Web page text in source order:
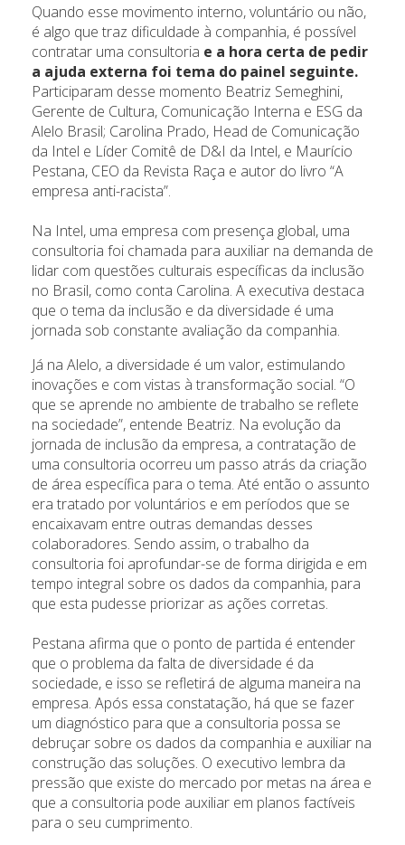
Quando esse movimento interno, voluntário ou não,
é algo que traz dificuldade à companhia, é possível
contratar uma consultoria e a hora certa de pedir
a ajuda externa foi tema do painel seguinte.
Participaram desse momento Beatriz Semeghini,
Gerente de Cultura, Comunicação Interna e ESG da
Alelo Brasil; Carolina Prado, Head de Comunicação
da Intel e Líder Comitê de D&I da Intel, e Maurício
Pestana, CEO da Revista Raça e autor do livro “A
empresa anti-racista”.
Na Intel, uma empresa com presença global, uma
consultoria foi chamada para auxiliar na demanda de
lidar com questões culturais específicas da inclusão
no Brasil, como conta Carolina. A executiva destaca
que o tema da inclusão e da diversidade é uma
jornada sob constante avaliação da companhia.
Já na Alelo, a diversidade é um valor, estimulando
inovações e com vistas à transformação social. “O
que se aprende no ambiente de trabalho se reflete
na sociedade”, entende Beatriz. Na evolução da
jornada de inclusão da empresa, a contratação de
uma consultoria ocorreu um passo atrás da criação
de área específica para o tema. Até então o assunto
era tratado por voluntários e em períodos que se
encaixavam entre outras demandas desses
colaboradores. Sendo assim, o trabalho da
consultoria foi aprofundar-se de forma dirigida e em
tempo integral sobre os dados da companhia, para
que esta pudesse priorizar as ações corretas.
Pestana afirma que o ponto de partida é entender
que o problema da falta de diversidade é da
sociedade, e isso se refletirá de alguma maneira na
empresa. Após essa constatação, há que se fazer
um diagnóstico para que a consultoria possa se
debruçar sobre os dados da companhia e auxiliar na
construção das soluções. O executivo lembra da
pressão que existe do mercado por metas na área e
que a consultoria pode auxiliar em planos factíveis
para o seu cumprimento.